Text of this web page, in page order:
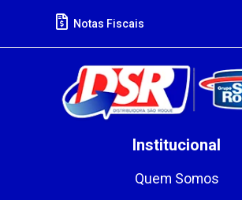
Notas Fiscais
Institucional
Quem Somos